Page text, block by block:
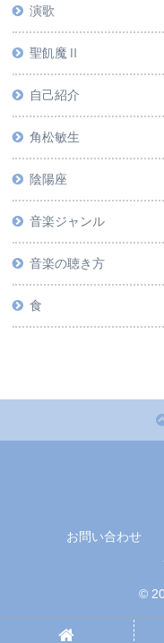
演歌
聖飢魔Ⅱ
自己紹介
角松敏生
陰陽座
音楽ジャンル
音楽の聴き方
食
お問い合わせ
©